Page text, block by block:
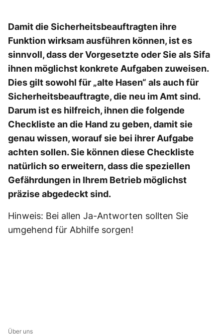
Damit die Sicherheitsbeauftragten ihre
Funktion wirksam ausführen können, ist es
sinnvoll, dass der Vorgesetzte oder Sie als Sifa
ihnen möglichst konkrete Aufgaben zuweisen.
Dies gilt sowohl für „alte Hasen“ als auch für
Sicherheitsbeauftragte, die neu im Amt sind.
Darum ist es hilfreich, ihnen die folgende
Checkliste an die Hand zu geben, damit sie
genau wissen, worauf sie bei ihrer Aufgabe
achten sollen. Sie können diese Checkliste
natürlich so erweitern, dass die speziellen
Gefährdungen in Ihrem Betrieb möglichst
präzise abgedeckt sind.
Hinweis: Bei allen Ja-Antworten sollten Sie
umgehend für Abhilfe sorgen!
Über uns